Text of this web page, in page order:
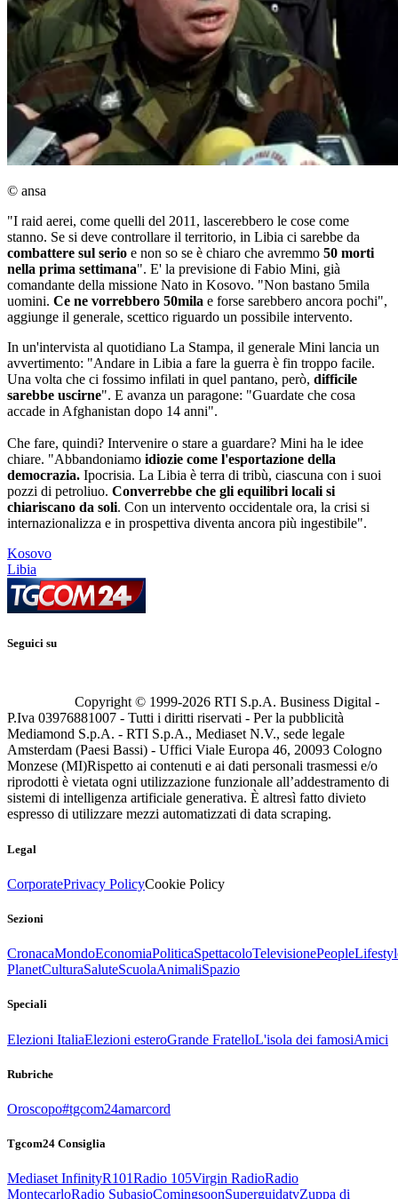
© ansa
"I raid aerei, come quelli del 2011, lascerebbero le cose come
stanno. Se si deve controllare il territorio, in Libia ci sarebbe da
combattere sul serio e non so se è chiaro che avremmo 50 morti
nella prima settimana". E' la previsione di Fabio Mini, già
comandante della missione Nato in Kosovo. "Non bastano 5mila
uomini. Ce ne vorrebbero 50mila e forse sarebbero ancora pochi",
aggiunge il generale, scettico riguardo un possibile intervento.
In un'intervista al quotidiano La Stampa, il generale Mini lancia un
avvertimento: "Andare in Libia a fare la guerra è fin troppo facile.
Una volta che ci fossimo infilati in quel pantano, però, difficile
sarebbe uscirne". E avanza un paragone: "Guardate che cosa
accade in Afghanistan dopo 14 anni".
Che fare, quindi? Intervenire o stare a guardare? Mini ha le idee
chiare. "Abbandoniamo idiozie come l'esportazione della
democrazia. Ipocrisia. La Libia è terra di tribù, ciascuna con i suoi
pozzi di petroliuo. Converrebbe che gli equilibri locali si
chiariscano da soli. Con un intervento occidentale ora, la crisi si
internazionalizza e in prospettiva diventa ancora più ingestibile".
Kosovo
Libia
Seguici su
Copyright © 1999-2026 RTI S.p.A. Business Digital -
P.Iva 03976881007 - Tutti i diritti riservati - Per la pubblicità
Mediamond S.p.A. - RTI S.p.A., Mediaset N.V., sede legale
Amsterdam (Paesi Bassi) - Uffici Viale Europa 46, 20093 Cologno
Monzese (MI)Rispetto ai contenuti e ai dati personali trasmessi e/o
riprodotti è vietata ogni utilizzazione funzionale all’addestramento di
sistemi di intelligenza artificiale generativa. È altresì fatto divieto
espresso di utilizzare mezzi automatizzati di data scraping.
Legal
CorporatePrivacy PolicyCookie Policy
Sezioni
CronacaMondoEconomiaPoliticaSpettacoloTelevisionePeople
PlanetCulturaSaluteScuolaAnimaliSpazio
Speciali
Elezioni ItaliaElezioni esteroGrande FratelloL'isola dei famosiAmici
Rubriche
Oroscopo#tgcom24amarcord
Tgcom24 Consiglia
Mediaset InfinityR101Radio 105Virgin RadioRadio
MontecarloRadio SubasioComingsoonSuperguidatvZuppa di